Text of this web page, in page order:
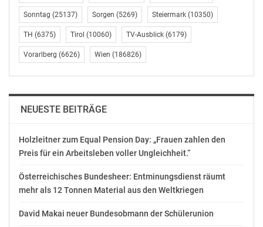
AUSSCHLIESSLICHER INHALTLICHER VERANTWORTUNG
DES AUSSENDERS. www.ots.at
© Copyright APA-OTS Originaltext-Service GmbH und
der jeweilige Aussender
Gefällt mir:
Ähnliche Beiträge
Sonntag (25137) Sorgen (5269) Steiermark (10350)
TH (6375) Tirol (10060) TV-Ausblick (6179)
Vorarlberg (6626) Wien (186826)
NEUESTE BEITRÄGE
Holzleitner zum Equal Pension Day: „Frauen zahlen den
Preis für ein Arbeitsleben voller Ungleichheit.“
Österreichisches Bundesheer: Entminungsdienst räumt
mehr als 12 Tonnen Material aus den Weltkriegen
David Makai neuer Bundesobmann der Schülerunion